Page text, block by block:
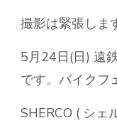
撮影は緊張しま
5月24日(日) 遠
です。バイクフ
SHERCO ( シェ